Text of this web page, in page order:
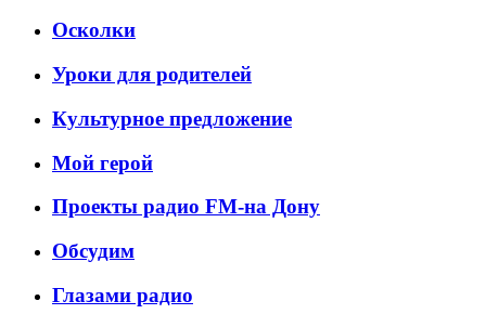
Осколки
Уроки для родителей
Культурное предложение
Мой герой
Проекты радио FM-на Дону
Обсудим
Глазами радио